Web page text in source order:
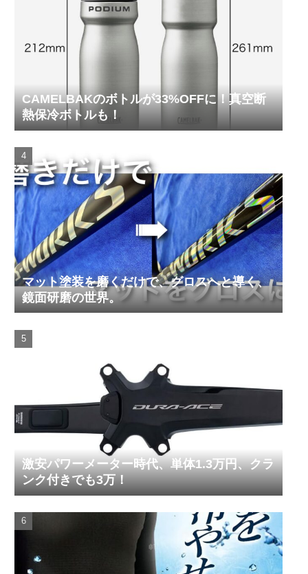
CAMELBAKのボトルが33%OFFに！真空断
熱保冷ボトルも！
マット塗装を磨くだけで、グロスへと導く、
鏡面研磨の世界。
激安パワーメーター時代、単体1.3万円、クラ
ンク付きでも3万！